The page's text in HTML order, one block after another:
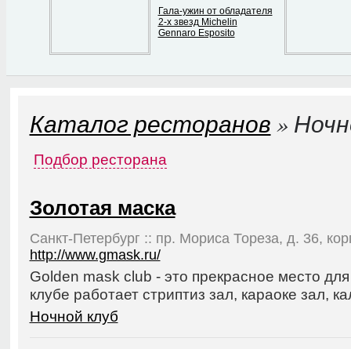
Гала-ужин от обладателя
2-х звезд Michelin
Gennaro Esposito
Каталог ресторанов »
Подбор ресторана
Золотая маска
Санкт-Петербург :: пр. Мориса Тореза, д. 36,
http://www.gmask.ru/
Golden mask club - это прекрасное место
клубе работает стриптиз зал, караоке зал,
Ночной клуб